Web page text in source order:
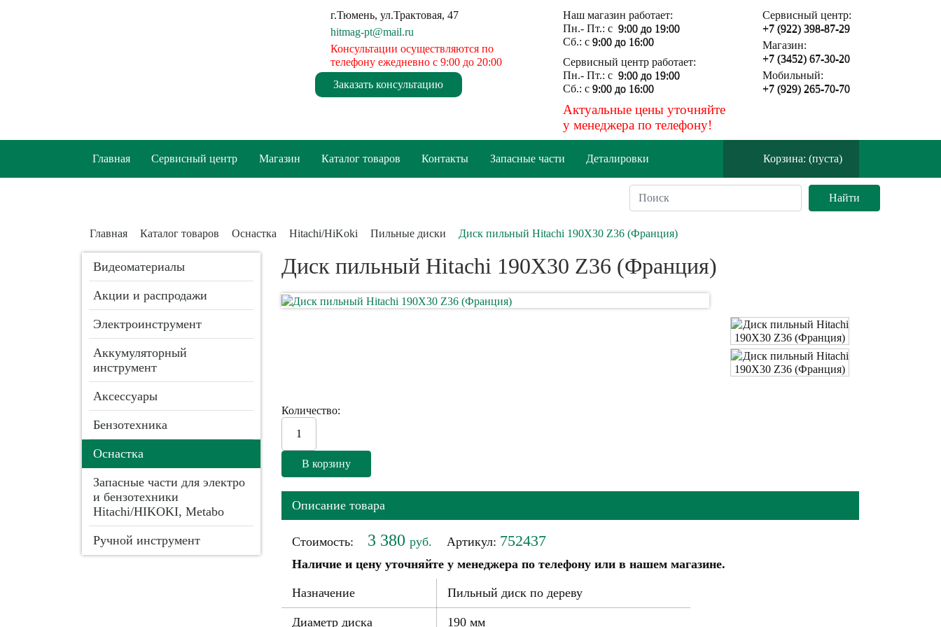
г.Тюмень, ул.Трактовая, 47
hitmag-pt@mail.ru
Консультации осуществляются по
телефону ежедневно с 9:00 до 20:00
Заказать консультацию
Наш магазин работает:
Пн.- Пт.: с 9:00 до 19:00
Сб.: с 9:00 до 16:00
Сервисный центр работает:
Пн.- Пт.: с 9:00 до 19:00
Сб.: с 9:00 до 16:00
Актуальные цены уточняйте
у менеджера по телефону!
Сервисный центр:
+7 (922) 398-87-29
Магазин:
+7 (3452) 67-30-20
Мобильный:
+7 (929) 265-70-70
Главная Сервисный центр Магазин Каталог товаров Контакты Запасные части Деталировки Корзина: (пуста)
Главная Каталог товаров Оснастка Hitachi/HiKoki Пильные диски Диск пильный Hitachi 190X30 Z36 (Франция)
Видеоматериалы
Акции и распродажи
Электроинструмент
Аккумуляторный
инструмент
Аксессуары
Бензотехника
Оснастка
Запасные части для электро
и бензотехники
Hitachi/HIKOKI, Metabo
Ручной инструмент
Диск пильный Hitachi 190X30 Z36 (Франция)
Количество:
Описание товара
Стоимость: 3 380 руб. Артикул: 752437
Наличие и цену уточняйте у менеджера по телефону или в нашем магазине.
Назначение Пильный диск по дереву
Диаметр диска 190 мм